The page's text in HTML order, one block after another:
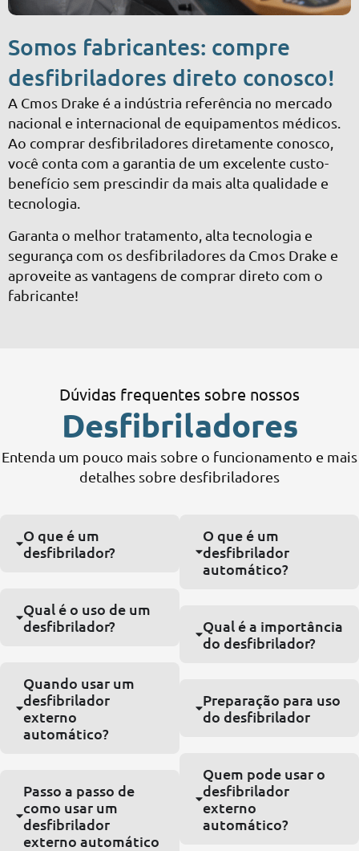
Somos fabricantes: compre
desfibriladores direto conosco!
A Cmos Drake é a indústria referência no mercado
nacional e internacional de equipamentos médicos.
Ao comprar desfibriladores diretamente conosco,
você conta com a garantia de um excelente custo-
benefício sem prescindir da mais alta qualidade e
tecnologia.
Garanta o melhor tratamento, alta tecnologia e
segurança com os desfibriladores da Cmos Drake e
aproveite as vantagens de comprar direto com o
fabricante!
Dúvidas frequentes sobre nossos
Desfibriladores
Entenda um pouco mais sobre o funcionamento e mais
detalhes sobre desfibriladores
O que é um
desfibrilador?
Qual é o uso de um
desfibrilador?
Quando usar um
desfibrilador
externo
automático?
Passo a passo de
como usar um
desfibrilador
externo automático
O que é um
desfibrilador
automático?
Qual é a importância
do desfibrilador?
Preparação para uso
do desfibrilador
Quem pode usar o
desfibrilador
externo
automático?